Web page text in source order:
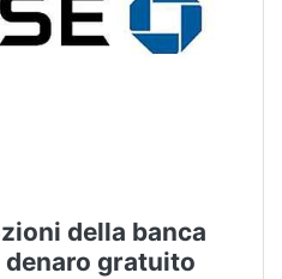
della banca
gratuito